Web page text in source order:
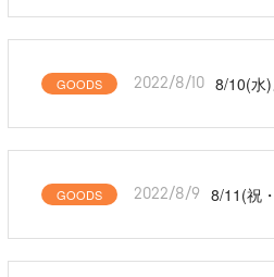
GOODS 2022/8/10 8/10(水)
GOODS 2022/8/9 8/11(祝